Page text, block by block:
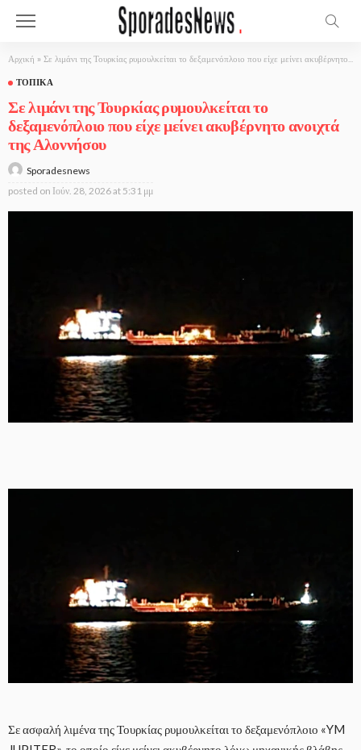
Αρχική » Σε λιμάνι της Τουρκίας ρυμουλκείται το δεξαμενόπλοιο που είχε μείνει ακυβέρνητο ανοιχτά της Αλοννήσου
ΤΟΠΙΚΆ
Σε λιμάνι της Τουρκίας ρυμουλκείται το
δεξαμενόπλοιο που είχε μείνει ακυβέρνητο ανοιχτά
της Αλοννήσου
Sporadesnews
posted on Ιούν. 28, 2026 at 5:31 μμ
Σε ασφαλή λιμένα της Τουρκίας ρυμουλκείται το δεξαμενόπλοιο «YM